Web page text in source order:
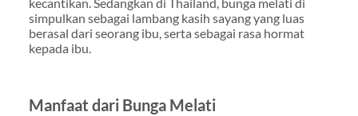
simpulkan sebagai lambang kasih sayang yang luas
berasal dari seorang ibu, serta sebagai rasa hormat
kepada ibu.
Manfaat dari Bunga Melati